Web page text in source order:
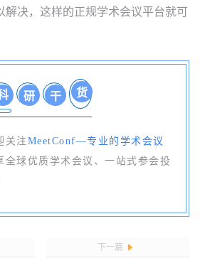
解决，这样的正规学术会议平台就可
研 干 货
关注 MeetConf—专业的学术会议
全球优质学术会议、一站式参会投
下一篇